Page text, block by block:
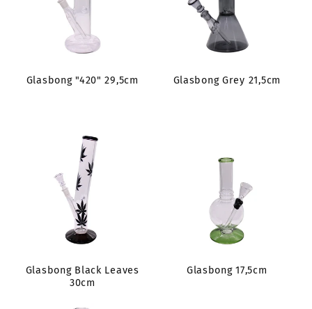
Glasbong "420" 29,5cm Glasbong Grey 21,5cm
Glasbong Black Leaves
30cm
Glasbong 17,5cm